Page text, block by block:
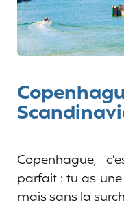
Copenhague,
parfait : tu as
mais sans la